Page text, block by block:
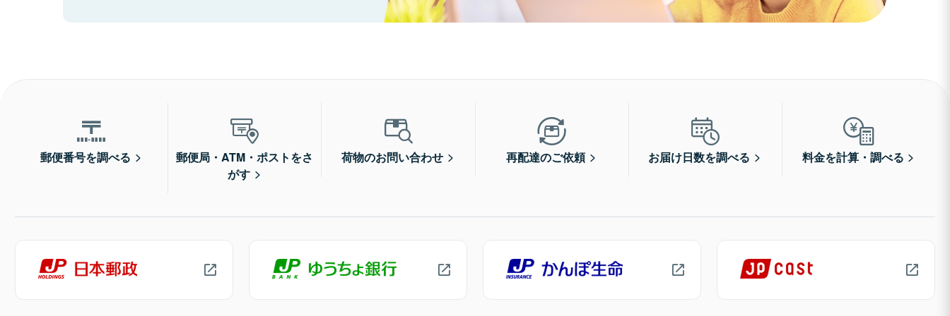
郵便番号を調べる
郵便局・ATM・ポストをさ
がす
荷物のお問い合わせ 再配達のご依頼 お届け日数を調べる 料金を計算・調べる